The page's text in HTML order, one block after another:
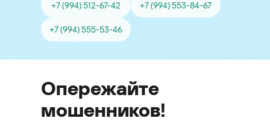
+7 (994) 512-67-42 +7 (994) 553-84-67
+7 (994) 555-53-46
Опережайте
мошенников!